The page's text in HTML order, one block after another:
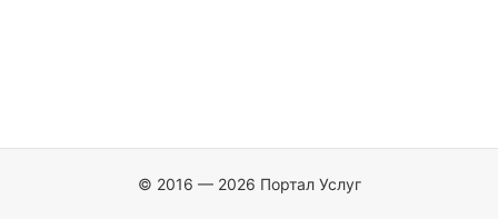
© 2016 — 2026 Портал Услуг